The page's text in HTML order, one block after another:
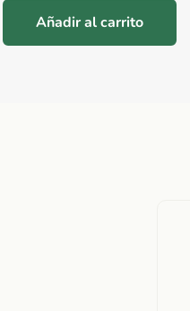
Añadir al carrito